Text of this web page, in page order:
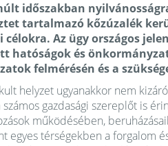
időszakban
tartalmazó kőzúzalék
célokra. Az ügy országos
hatóságok és
felmérésén és a
helyzet ugyanakkor nem
számos gazdasági szereplőt is
működésében,
egyes térségekben a forgalom